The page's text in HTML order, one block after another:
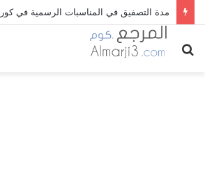
مدة التصفيق في المناسبات الرسمية في
بحث